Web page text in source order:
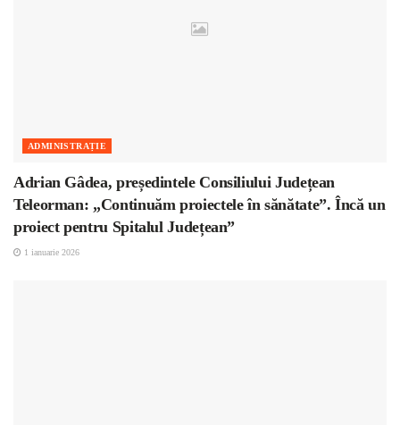
ADMINISTRAȚIE
Adrian Gâdea, președintele Consiliului Județean
Teleorman: „Continuăm proiectele în sănătate”. Încă un
proiect pentru Spitalul Județean”
1 ianuarie 2026